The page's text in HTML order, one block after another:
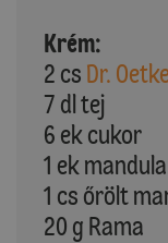
Krém:
2 cs Dr.
7 dl tej
6 ek cukor
1 ek
1 cs őrölt
20 g Rama